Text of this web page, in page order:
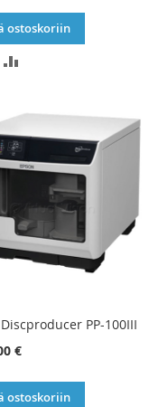
ostoskoriin
PP-100III
€
ostoskoriin